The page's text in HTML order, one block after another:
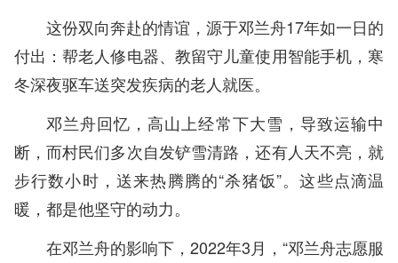
这份双向奔赴的情谊，源于邓兰舟17年如一日的
付出：帮老人修电器、教留守儿童使用智能手机，寒
冬深夜驱车送突发疾病的老人就医。
邓兰舟回忆，高山上经常下大雪，导致运输中
断，而村民们多次自发铲雪清路，还有人天不亮，就
步行数小时，送来热腾腾的“杀猪饭”。这些点滴温
暖，都是他坚守的动力。
在邓兰舟的影响下，2022年3月，“邓兰舟志愿服